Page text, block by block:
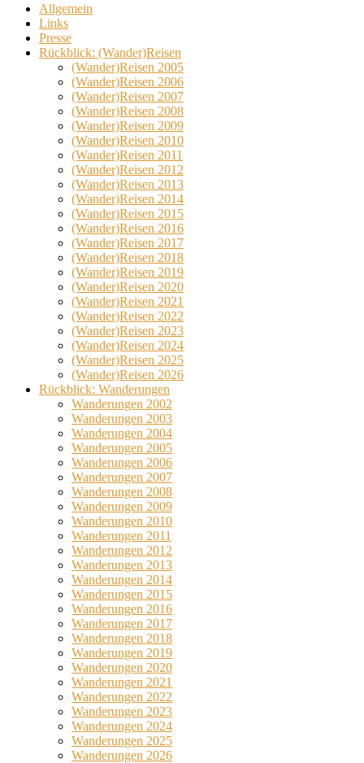
Allgemein
Links
Presse
Rückblick: (Wander)Reisen
(Wander)Reisen 2005
(Wander)Reisen 2006
(Wander)Reisen 2007
(Wander)Reisen 2008
(Wander)Reisen 2009
(Wander)Reisen 2010
(Wander)Reisen 2011
(Wander)Reisen 2012
(Wander)Reisen 2013
(Wander)Reisen 2014
(Wander)Reisen 2015
(Wander)Reisen 2016
(Wander)Reisen 2017
(Wander)Reisen 2018
(Wander)Reisen 2019
(Wander)Reisen 2020
(Wander)Reisen 2021
(Wander)Reisen 2022
(Wander)Reisen 2023
(Wander)Reisen 2024
(Wander)Reisen 2025
(Wander)Reisen 2026
Rückblick: Wanderungen
Wanderungen 2002
Wanderungen 2003
Wanderungen 2004
Wanderungen 2005
Wanderungen 2006
Wanderungen 2007
Wanderungen 2008
Wanderungen 2009
Wanderungen 2010
Wanderungen 2011
Wanderungen 2012
Wanderungen 2013
Wanderungen 2014
Wanderungen 2015
Wanderungen 2016
Wanderungen 2017
Wanderungen 2018
Wanderungen 2019
Wanderungen 2020
Wanderungen 2021
Wanderungen 2022
Wanderungen 2023
Wanderungen 2024
Wanderungen 2025
Wanderungen 2026